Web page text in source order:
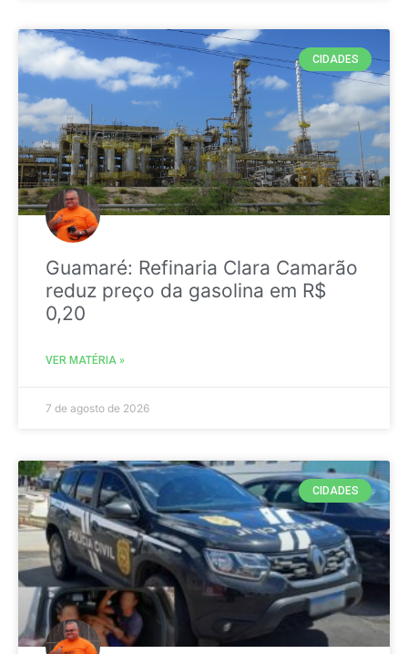
CIDADES
Guamaré: Refinaria Clara Camarão
reduz preço da gasolina em R$
0,20
VER MATÉRIA »
7 de agosto de 2026
CIDADES